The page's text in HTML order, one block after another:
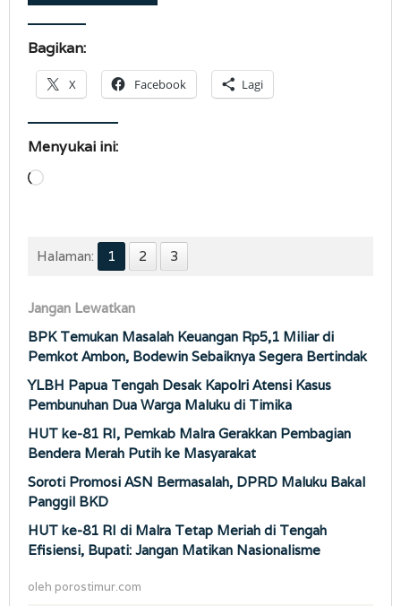
Bagikan:
X Facebook Lagi
Menyukai ini:
Memuat...
Halaman: 1 2 3
Jangan Lewatkan
BPK Temukan Masalah Keuangan Rp5,1 Miliar di
Pemkot Ambon, Bodewin Sebaiknya Segera Bertindak
YLBH Papua Tengah Desak Kapolri Atensi Kasus
Pembunuhan Dua Warga Maluku di Timika
HUT ke-81 RI, Pemkab Malra Gerakkan Pembagian
Bendera Merah Putih ke Masyarakat
Soroti Promosi ASN Bermasalah, DPRD Maluku Bakal
Panggil BKD
HUT ke-81 RI di Malra Tetap Meriah di Tengah
Efisiensi, Bupati: Jangan Matikan Nasionalisme
oleh porostimur.com